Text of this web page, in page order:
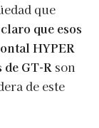
que
que esos
HYPER
de GT-Rson
de este